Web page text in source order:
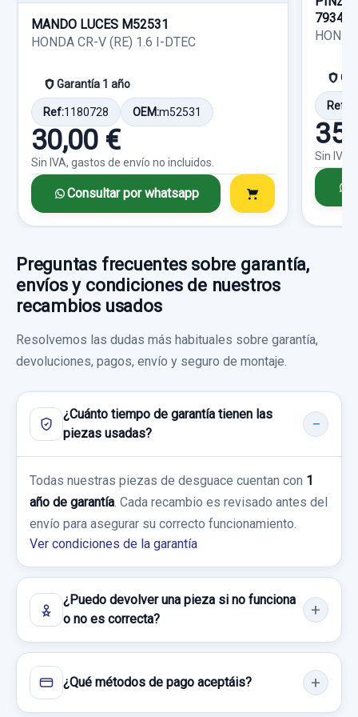
CAJA CAMBIOS SJSM2001106 69.648KM
HONDA FR-V (BE) 1.7
Garantía 1 año
Ref:430315 OEM:SJSM2001106
249,58 €
Sin IVA, gastos de envío no incluidos.
Consultar por whatsapp
CERRADURA PUERTA DELANTERA IZQUIERDA
5 PINS
CERRADURA PUERTA DELANTERA... usado.
HONDA FR-V (BE) 1.7
Garantía 1 año
Ref:430356
35,00 €
CERRADURA PUERTA DELANTERA DERECHA 5
Consultar por whatsapp
20,00 €
Sin IVA, gastos de envío no incluidos.
Consultar por whatsapp
AIRBAG CORTINA DELANTERO IZQUIERDO
usado.
HONDA FR-V (BE) 1.7
Garantía 1 año
80,00 €
MANDO LUCES M52531
HONDA CR-V (RE) 1.6 I-DTEC
Garantía 1 año
Ref:1180728 OEM:m52531
30,00 €
Sin IVA, gastos de envío no incluidos.
Consultar por whatsapp
793439
Ref:
Sin IVA,
Preguntas frecuentes sobre garantía,
envíos y condiciones de nuestros
recambios usados
Resolvemos las dudas más habituales sobre garantía,
devoluciones, pagos, envío y seguro de montaje.
¿Cuánto tiempo de garantía tienen las
piezas usadas?
Todas nuestras piezas de desguace cuentan con 1
año de garantía . Cada recambio es revisado antes del
envío para asegurar su correcto funcionamiento.
Ver condiciones de la garantía
¿Puedo devolver una pieza si no funciona
o no es correcta?
¿Qué métodos de pago aceptáis?